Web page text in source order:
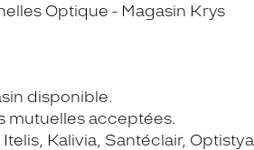
Optique - Magasin Krys
disponible.
mutuelles acceptées.
Kalivia, Santéclair, Optistya,